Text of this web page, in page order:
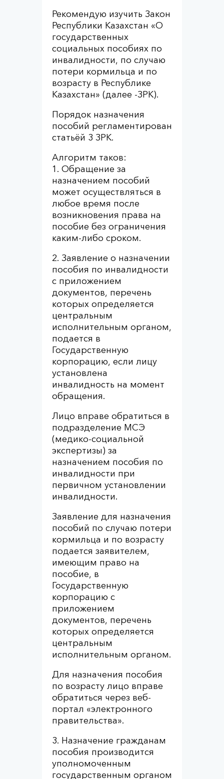
Рекомендую изучить Закон
Республики Казахстан «О
государственных
социальных пособиях по
инвалидности, по случаю
потери кормильца и по
возрасту в Республике
Казахстан» (далее -ЗРК).
Порядок назначения
пособий регламентирован
статьёй 3 ЗРК.
Алгоритм таков:
1. Обращение за
назначением пособий
может осуществляться в
любое время после
возникновения права на
пособие без ограничения
каким-либо сроком.
2. Заявление о назначении
пособия по инвалидности
с приложением
документов, перечень
которых определяется
центральным
исполнительным органом,
подается в
Государственную
корпорацию, если лицу
установлена
инвалидность на момент
обращения.
Лицо вправе обратиться в
подразделение МСЭ
(медико-социальной
экспертизы) за
назначением пособия по
инвалидности при
первичном установлении
инвалидности.
Заявление для назначения
пособий по случаю потери
кормильца и по возрасту
подается заявителем,
имеющим право на
пособие, в
Государственную
корпорацию с
приложением
документов, перечень
которых определяется
центральным
исполнительным органом.
Для назначения пособия
по возрасту лицо вправе
обратиться через веб-
портал «электронного
правительства».
3. Назначение гражданам
пособия производится
уполномоченным
государственным органом